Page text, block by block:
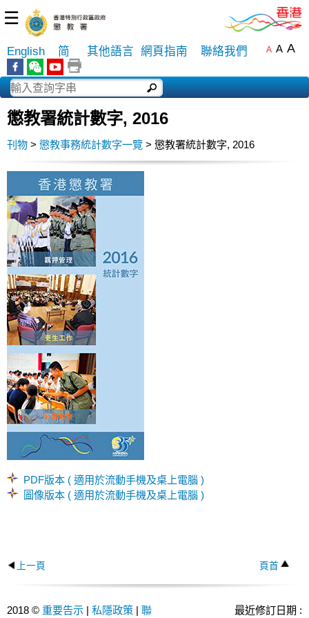
☰
English 简 其他語言 網頁指南 聯絡我們 A A A
懲教署統計數字, 2016
刊物 > 懲教事務統計數字一覽 > 懲教署統計數字, 2016
PDF版本 ( 適用於流動手機及桌上電腦 )
圖像版本 ( 適用於流動手機及桌上電腦 )
上一頁 頁首
2018 © 重要告示 | 私隱政策 | 聯 最近修訂日期 :